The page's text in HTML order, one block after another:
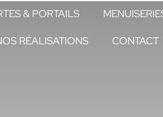
& PORTAILS
RÉALISATIONS CONTACT